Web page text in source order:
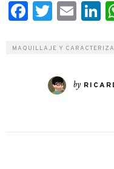
Facebook
Twitter
MAQUILLAJE Y
by